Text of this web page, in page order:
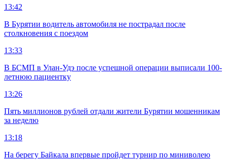
13:42
В Бурятии водитель автомобиля не пострадал после
столкновения с поездом
13:33
В БСМП в Улан-Удэ после успешной операции выписали 100-
летнюю пациентку
13:26
Пять миллионов рублей отдали жители Бурятии мошенникам
за неделю
13:18
На берегу Байкала впервые пройдет турнир по миниволею